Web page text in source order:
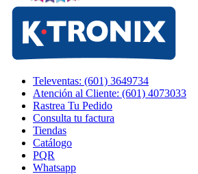
Televentas: (601) 3649734
Atención al Cliente: (601) 4073033
Rastrea Tu Pedido
Consulta tu factura
Tiendas
Catálogo
PQR
Whatsapp